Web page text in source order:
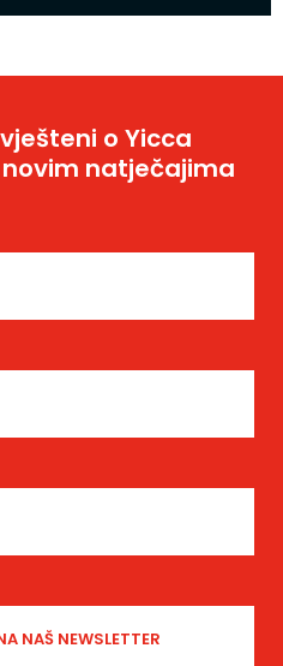
o Yicca
natječajima